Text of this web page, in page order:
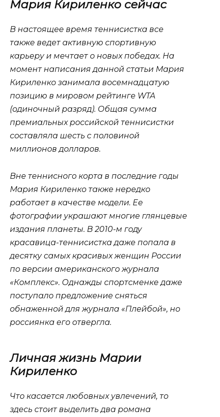
Мария Кириленко сейчас
В настоящее время теннисистка все
также ведет активную спортивную
карьеру и мечтает о новых победах. На
момент написания данной статьи Мария
Кириленко занимала восемнадцатую
позицию в мировом рейтинге WTA
(одиночный разряд). Общая сумма
премиальных российской теннисистки
составляла шесть с половиной
миллионов долларов.
Вне теннисного корта в последние годы
Мария Кириленко также нередко
работает в качестве модели. Ее
фотографии украшают многие глянцевые
издания планеты. В 2010-м году
красавица-теннисистка даже попала в
десятку самых красивых женщин России
по версии американского журнала
«Комплекс». Однажды спортсменке даже
поступало предложение сняться
обнаженной для журнала «Плейбой», но
россиянка его отвергла.
Личная жизнь Марии
Кириленко
Что касается любовных увлечений, то
здесь стоит выделить два романа